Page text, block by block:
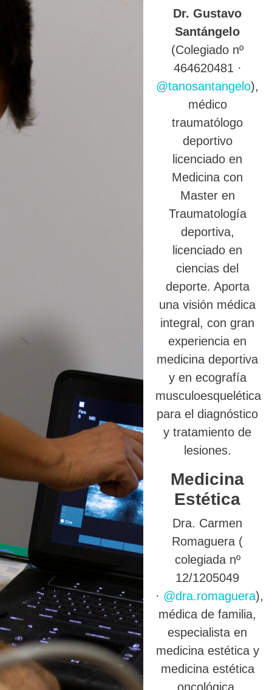
Dr. Gustavo
Santángelo
(Colegiado nº
464620481 ·
@tanosantangelo),
médico
traumatólogo
deportivo
licenciado en
Medicina con
Master en
Traumatología
deportiva,
licenciado en
ciencias del
deporte. Aporta
una visión médica
integral, con gran
experiencia en
medicina deportiva
y en ecografía
musculoesquelética
para el diagnóstico
y tratamiento de
lesiones.
Medicina
Estética
Dra. Carmen
Romaguera (
colegiada nº
12/1205049
· @dra.romaguera),
médica de familia,
especialista en
medicina estética y
medicina estética
oncológica.